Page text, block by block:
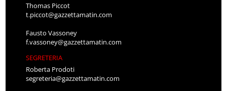
Thomas Piccot
t.piccot@gazzettamatin.com
Fausto Vassoney
f.vassoney@gazzettamatin.com
SEGRETERIA
Roberta Prodoti
segreteria@gazzettamatin.com